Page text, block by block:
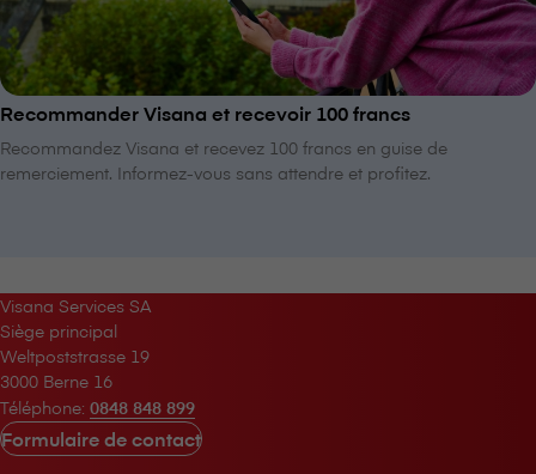
Recommander V⁠i⁠s⁠a⁠n⁠a et recevoir 100 francs
Recommandez V⁠i⁠s⁠a⁠n⁠a et recevez 100 francs en guise de
remerciement. Informez-vous sans attendre et profitez.
V⁠i⁠s⁠a⁠n⁠a Services SA
Siège principal
Weltpoststrasse 19
3000 Berne 16
Téléphone: 0848 848 899
Formulaire de contact